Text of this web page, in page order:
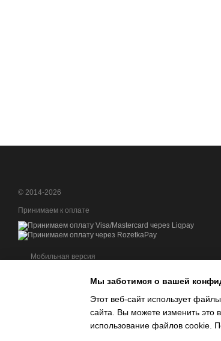
© 2014-2026
Принимаем к оплате
Мобильная версия
Мы заботимся о вашей
Этот веб-сайт использует
сайта. Вы можете изменить это
использование файлов cookie.